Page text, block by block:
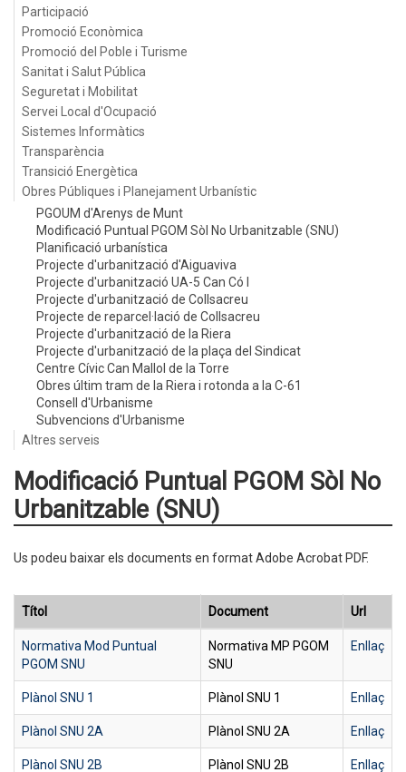
Participació
Promoció Econòmica
Promoció del Poble i Turisme
Sanitat i Salut Pública
Seguretat i Mobilitat
Servei Local d'Ocupació
Sistemes Informàtics
Transparència
Transició Energètica
Obres Públiques i Planejament Urbanístic
PGOUM d'Arenys de Munt
Modificació Puntual PGOM Sòl No Urbanitzable (SNU)
Planificació urbanística
Projecte d'urbanització d'Aiguaviva
Projecte d'urbanització UA-5 Can Có I
Projecte d'urbanització de Collsacreu
Projecte de reparcel·lació de Collsacreu
Projecte d'urbanització de la Riera
Projecte d'urbanització de la plaça del Sindicat
Centre Cívic Can Mallol de la Torre
Obres últim tram de la Riera i rotonda a la C-61
Consell d'Urbanisme
Subvencions d'Urbanisme
Altres serveis
Modificació Puntual PGOM Sòl No
Urbanitzable (SNU)
Us podeu baixar els documents en format Adobe Acrobat PDF.
Títol Document Url
Normativa Mod Puntual
PGOM SNU
Normativa MP PGOM
SNU
Enllaç
Plànol SNU 1 Plànol SNU 1 Enllaç
Plànol SNU 2A Plànol SNU 2A Enllaç
Plànol SNU 2B Plànol SNU 2B Enllaç